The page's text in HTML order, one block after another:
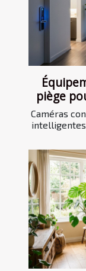
piège
Caméras